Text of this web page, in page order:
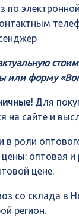
по
или форму
Для
на сайте и
в роли
оптовая
цене.
со склада в
регион.